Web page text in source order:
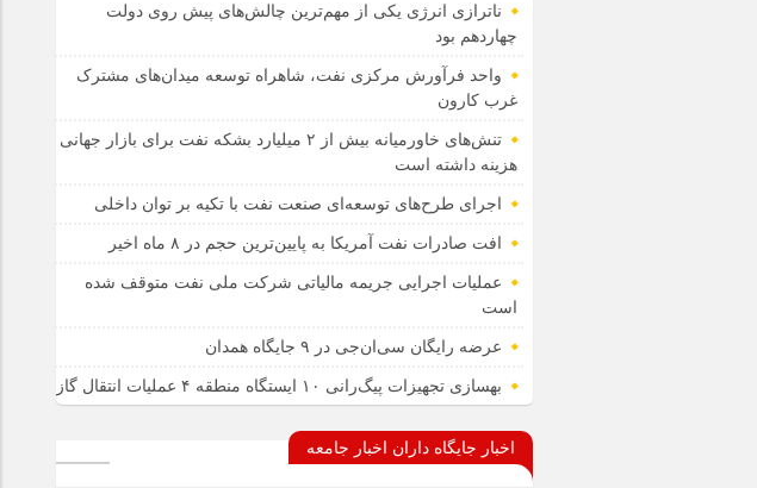
ناترازی انرژی یکی از مهم‌ترین چالش‌های پیش روی دولت
چهاردهم بود
واحد فرآورش مرکزی نفت، شاهراه توسعه میدان‌های مشترک
غرب کارون
تنش‌های خاورمیانه بیش از ۲ میلیارد بشکه نفت برای بازار جهانی
هزینه داشته است
اجرای طرح‌های توسعه‌ای صنعت نفت با تکیه بر توان داخلی
افت صادرات نفت آمریکا به پایین‌ترین حجم در ۸ ماه اخیر
عملیات اجرایی جریمه مالیاتی شرکت ملی نفت متوقف شده
است
عرضه رایگان سی‌ان‌جی در ۹ جایگاه همدان
بهسازی تجهیزات پیگ‌رانی ۱۰ ایستگاه منطقه ۴ عملیات انتقال گاز
اخبار جایگاه داران اخبار جامعه